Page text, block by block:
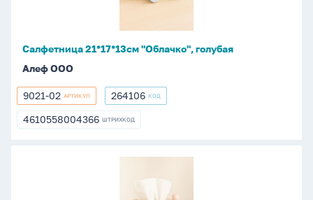
Салфетница 21*17*13см "Облачко", голубая
Алеф ООО
9021-
02
9021-02 АРТИКУЛ 264106
264106 КОД
4610558004366
4610558004366 ШТРИХКОД